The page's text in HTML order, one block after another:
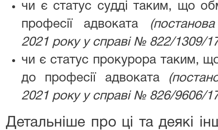
чи є статус судді таким, що
професії адвоката
2021 року у справі № 822/1309/
чи є статус прокурора таким,
до професії адвоката
2021 року у справі № 826/9606/
Детальніше про ці та деякі